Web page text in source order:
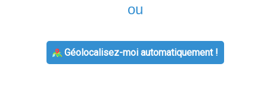
ou
Géolocalisez-moi automatiquement !